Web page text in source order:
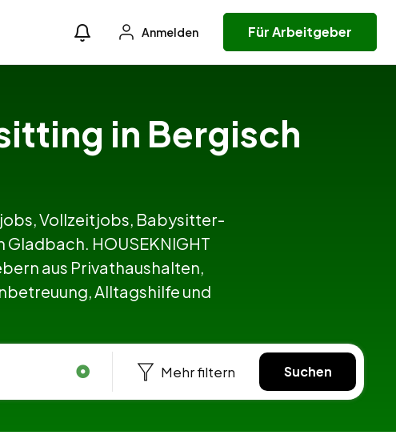
Anmelden Für Arbeitgeber
in Bergisch
Vollzeitjobs, Babysitter-
HOUSEKNIGHT
aus Privathaushalten,
Alltagshilfe und
Mehr filtern Suchen